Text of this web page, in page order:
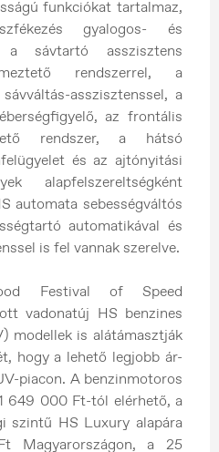
funkciókat tartalmaz,
gyalogos- és
a sávtartó asszisztens
rendszerrel, a
asszisztenssel, a
az frontális
rendszer, a hátsó
és az ajtónyitási
alapfelszereltségként
automata sebességváltós
automatikával és
is fel vannak szerelve.
Festival of Speed
vadonatúj HS benzines
modellek is alátámasztják
hogy a lehető legjobb ár-
piacon. A benzinmotoros
649 000 Ft-tól elérhető, a
szintű HS Luxury alapára
Magyarországon, a 25